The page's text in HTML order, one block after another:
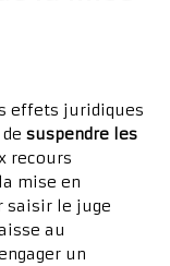
effets juridiques
suspendre les
recours
mise en
saisir le juge
au
un